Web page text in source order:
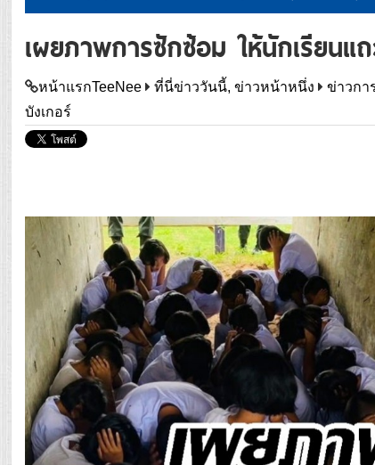
เผยภาพการซักซ้อม ให้นักเรียนแ
หน้าแรกTeeNee ที่นี่ข่าววันนี้, ข่าวหน้าหนึ่ง ข่าวกา
บังเกอร์